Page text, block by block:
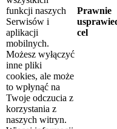
funkcji naszych
Serwisów i
aplikacji
mobilnych.
Możesz wyłączyć
inne pliki
cookies, ale może
to wpłynąć na
Twoje odczucia z
korzystania z
naszych witryn.
Prawnie
cel